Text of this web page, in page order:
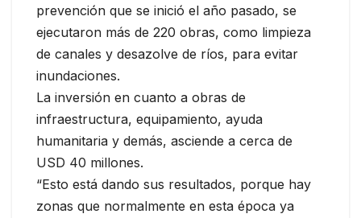
prevención que se inició el año pasado, se
ejecutaron más de 220 obras, como limpieza
de canales y desazolve de ríos, para evitar
inundaciones.
La inversión en cuanto a obras de
infraestructura, equipamiento, ayuda
humanitaria y demás, asciende a cerca de
USD 40 millones.
“Esto está dando sus resultados, porque hay
zonas que normalmente en esta época ya